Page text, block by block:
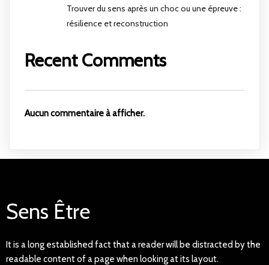
Trouver du sens après un choc ou une épreuve :
résilience et reconstruction
Recent Comments
Aucun commentaire à afficher.
Sens Être
It is a long established fact that a reader will be distracted by the
readable content of a page when looking at its layout.